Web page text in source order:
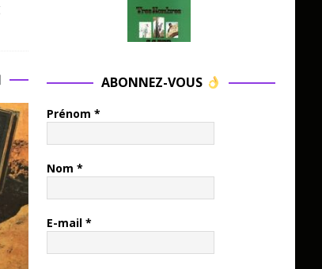
ABONNEZ-VOUS
Prénom *
Nom *
E-mail *